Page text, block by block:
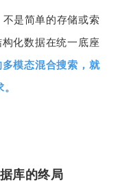
是简单的存储或索
化数据在统一底座
模态混合搜索，就
库的终局